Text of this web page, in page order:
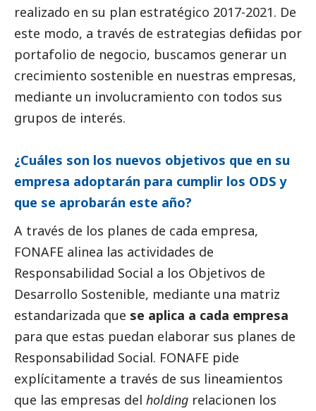
realizado en su plan estratégico 2017-2021. De
este modo, a través de estrategias definidas por
portafolio de negocio, buscamos generar un
crecimiento sostenible en nuestras empresas,
mediante un involucramiento con todos sus
grupos de interés.
¿Cuáles son los nuevos objetivos que en su
empresa adoptarán para cumplir los ODS y
que se aprobarán este año?
A través de los planes de cada empresa,
FONAFE alinea las actividades de
Responsabilidad Social a los Objetivos de
Desarrollo Sostenible, mediante una matriz
estandarizada que se aplica a cada empresa
para que estas puedan elaborar sus planes de
Responsabilidad Social. FONAFE pide
explícitamente a través de sus lineamientos
que las empresas del holding relacionen los